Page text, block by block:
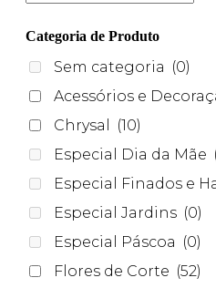
Categoria de Produto
Sem categoria (0)
Acessórios e
Chrysal
(10)
Especial Dia da Mãe
Especial Finados e
Especial Jardins (0)
Especial Páscoa (0)
Flores de Corte (52)